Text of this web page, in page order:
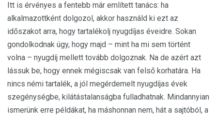
Itt is érvényes a fentebb már említett tanács: ha
alkalmazottként dolgozol, akkor használd ki ezt az
időszakot arra, hogy tartalékolj nyugdíjas éveidre. Sokan
gondolkodnak úgy, hogy majd – mint ha mi sem történt
volna – nyugdíj mellett tovább dolgoznak. Na de azért azt
lássuk be, hogy ennek mégiscsak van felső korhatára. Ha
nincs némi tartalék, a jól megérdemelt nyugdíjas évek
szegénységbe, kilátástalanságba fulladhatnak. Mindannyian
ismerünk erre példákat, ha máshonnan nem, hát a sajtóból, a